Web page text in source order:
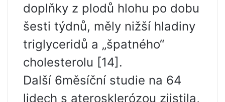
doplňky z plodů hlohu po dobu
šesti týdnů, měly nižší hladiny
triglyceridů a „špatného“
cholesterolu [14].
Další 6měsíční studie na 64
lidech s aterosklerózou zjistila,